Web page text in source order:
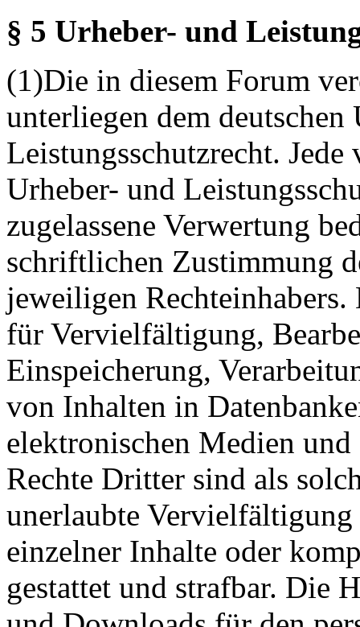
§ 5 Urheber- und
(1)Die in diesem Forum
unterliegen dem deutschen
Leistungsschutzrecht. Jede
Urheber- und
zugelassene Verwertung
schriftlichen Zustimmung
jeweiligen
für Vervielfältigung,
Einspeicherung,
von Inhalten in
elektronischen Medien
Rechte Dritter sind als
unerlaubte Vervielfältigung
einzelner Inhalte oder
gestattet und strafbar. Die